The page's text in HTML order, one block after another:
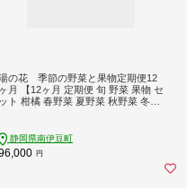
の花 季節の野菜と果物定期便12
ヶ月 【12ヶ月 定期便 旬 野菜 果物 セ
ット 柑橘 春野菜 夏野菜 秋野菜 冬野
静岡県南伊豆町
円